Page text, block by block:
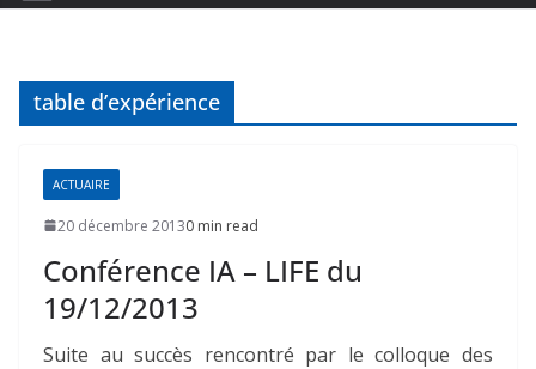
table d’expérience
ACTUAIRE
20 décembre 20130 min read
Conférence IA – LIFE du
19/12/2013
Suite au succès rencontré par le colloque des